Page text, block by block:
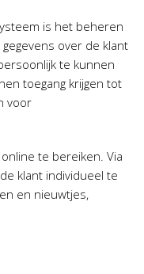
is het beheren
over de klant
te kunnen
toegang krijgen tot
voor
te bereiken. Via
klant individueel te
en nieuwtjes,